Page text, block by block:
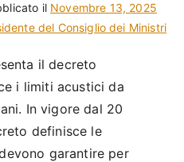
il Novembre 13, 2025
del Consiglio dei Ministri
il decreto
i limiti acustici da
In vigore dal 20
definisce le
garantire per